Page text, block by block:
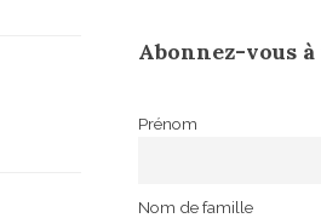
Abonnez-vous
Prénom
Nom de famille